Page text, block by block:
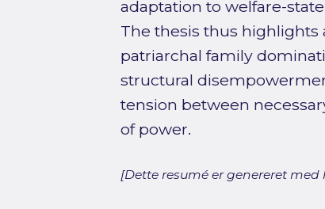
adaptation to welfare-
The thesis thus highlights
patriarchal family
structural
tension between
of power.
[Dette resumé er genereret